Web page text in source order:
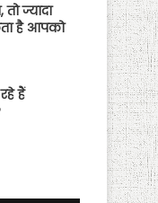
ज्यादा
है आपको
हैं